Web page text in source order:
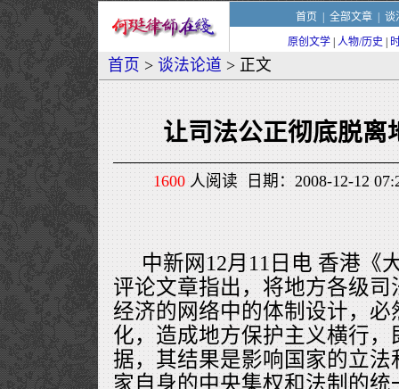
首页 全部文章| 谈
原创文学 人物/历史
首页 > 谈法论道 > 正文
让司法公正彻底脱离
1600人阅读 日期：2008-12-12
中新网12月11日电 香港《
评论文章指出，将地方各级
经济的网络中的体制设计，
化，造成地方保护主义横行
据，其结果是影响国家的立
家自身的中央集权和法制的